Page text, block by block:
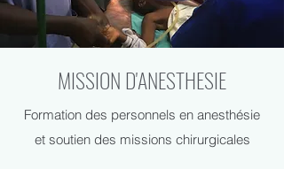
MISSION D'ANESTHESIE
Formation des personnels en anesthésie
et soutien des missions chirurgicales